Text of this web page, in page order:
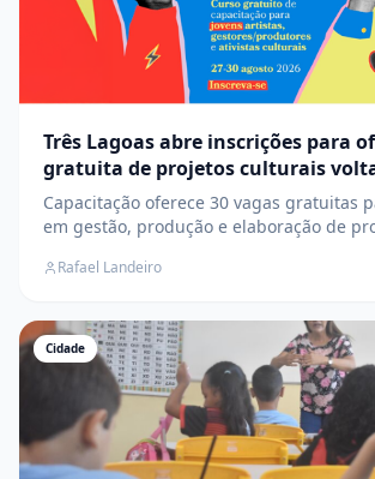
Três Lagoas abre inscrições para
gratuita de projetos culturais
artistas
Capacitação oferece 30 vagas gratuitas
em gestão, produção e elaboração de
sub-representados
Rafael Landeiro
Cidade